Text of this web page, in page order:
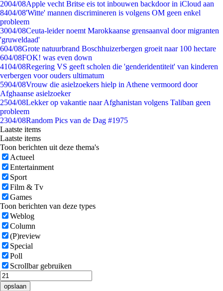
2004/08Apple vecht Britse eis tot inbouwen backdoor in iCloud aan
8404/08'Witte' mannen discrimineren is volgens OM geen enkel
probleem
3004/08Ceuta-leider noemt Marokkaanse grensaanval door migranten
'gruweldaad'
604/08Grote natuurbrand Boschhuizerbergen groeit naar 100 hectare
604/08FOK! was even down
4104/08Regering VS geeft scholen die 'genderidentiteit' van kinderen
verbergen voor ouders ultimatum
5904/08Vrouw die asielzoekers hielp in Athene vermoord door
Afghaanse asielzoeker
2504/08Lekker op vakantie naar Afghanistan volgens Taliban geen
probleem
2304/08Random Pics van de Dag #1975
Laatste items
Laatste items
Toon berichten uit deze thema's
Actueel
Entertainment
Sport
Film & Tv
Games
Toon berichten van deze types
Weblog
Column
(P)review
Special
Poll
Scrollbar gebruiken
opslaan